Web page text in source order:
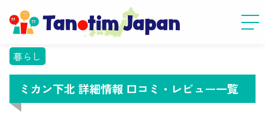
暮らし
ミカン下北 詳細情報 口コミ・レビュー一覧